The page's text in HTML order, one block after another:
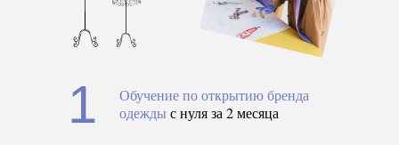
1 Обучение по открытиюбренда
одежды с нуля за 2 месяца